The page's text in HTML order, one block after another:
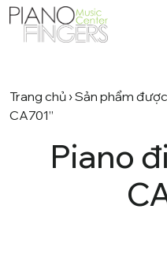
Trang chủ › Sản phẩm
CA701”
Piano